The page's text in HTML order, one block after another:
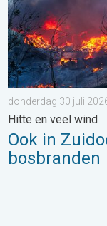
donderdag 30 juli
Hitte en veel wind
Ook in
bosbranden